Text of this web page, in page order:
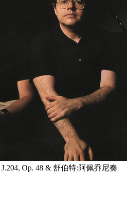
Op. 48 & 舒伯特:阿佩乔尼奏